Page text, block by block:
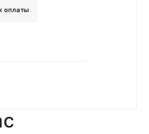
оплаты